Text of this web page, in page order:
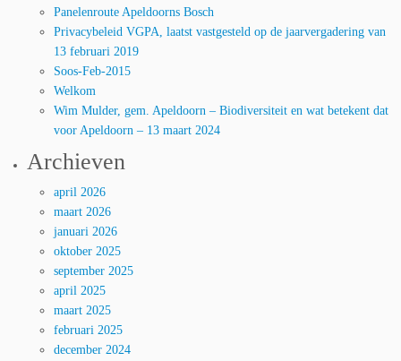
Panelenroute Apeldoorns Bosch
Privacybeleid VGPA, laatst vastgesteld op de jaarvergadering van
13 februari 2019
Soos-Feb-2015
Welkom
Wim Mulder, gem. Apeldoorn – Biodiversiteit en wat betekent dat
voor Apeldoorn – 13 maart 2024
Archieven
april 2026
maart 2026
januari 2026
oktober 2025
september 2025
april 2025
maart 2025
februari 2025
december 2024